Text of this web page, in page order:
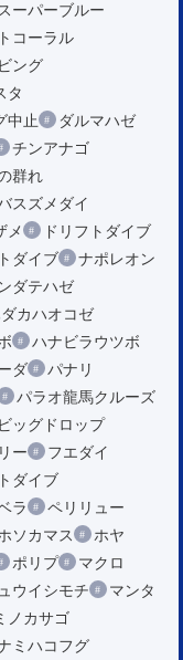
スーパーブルー
コーラル
ング
タ
中止
ダルマハゼ
チンアナゴ
群れ
スズメダイ
メ
ドリフトダイブ
ダイブ
ナポレオン
ダテハゼ
カハオコゼ
ハナビラウツボ
ダ
パナリ
パラオ龍馬クルーズ
ビッグドロップ
ー
フエダイ
ダイブ
ラ
ペリリュー
ソカマス
ホヤ
ポリプ
マクロ
ウイシモチ
マンタ
ノカサゴ
ミハコフグ